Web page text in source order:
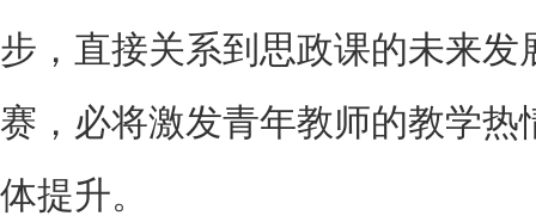
步，直接关系到思政课的未来发
赛，必将激发青年教师的教学热
体提升。